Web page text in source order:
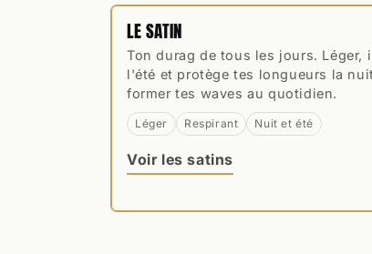
LE SATIN
Ton durag de tous les jours. Léger,
l'été et protège tes longueurs la
former tes waves au quotidien.
Léger Respirant Nuit et été
Voir les satins